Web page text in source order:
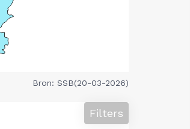
Bron: SSB(20-03-2026)
Filters